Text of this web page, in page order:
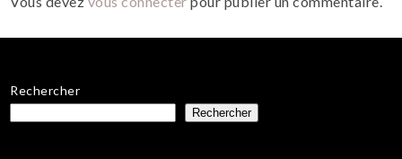
Rechercher
Rechercher